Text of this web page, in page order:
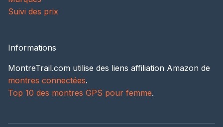
Suivi des prix
Informations
MontreTrail.com utilise des liens affiliation Amazon de
montres connectées.
Top 10 des montres GPS pour femme.